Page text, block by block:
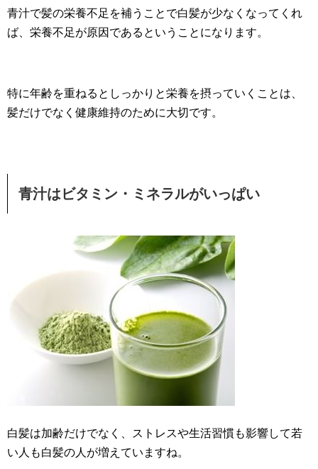
青汁で髪の栄養不足を補うことで白髪が少なくなってくれ
ば、栄養不足が原因であるということになります。
特に年齢を重ねるとしっかりと栄養を摂っていくことは、
髪だけでなく健康維持のために大切です。
青汁はビタミン・ミネラルがいっぱい
白髪は加齢だけでなく、ストレスや生活習慣も影響して若
い人も白髪の人が増えていますね。